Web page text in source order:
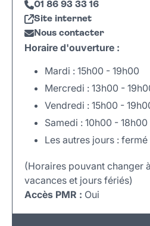
01 86 93 33 16
Site internet
Nous contacter
Horaire d'ouverture :
Mardi : 15h00 - 19h00
Mercredi : 13h00 -
Vendredi : 15h00 -
Samedi : 10h00 - 18h00
Les autres jours : fermé
(Horaires pouvant changer
vacances et jours fériés)
Accès PMR : Oui
+